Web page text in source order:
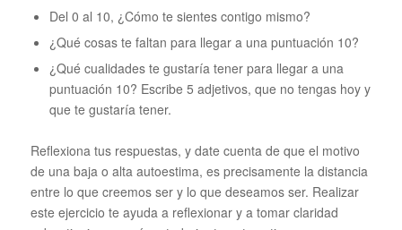
Del 0 al 10, ¿Cómo te sientes contigo mismo?
¿Qué cosas te faltan para llegar a una puntuación 10?
¿Qué cualidades te gustaría tener para llegar a una
puntuación 10? Escribe 5 adjetivos, que no tengas hoy y
que te gustaría tener.
Reflexiona tus respuestas, y date cuenta de que el motivo
de una baja o alta autoestima, es precisamente la distancia
entre lo que creemos ser y lo que deseamos ser. Realizar
este ejercicio te ayuda a reflexionar y a tomar claridad